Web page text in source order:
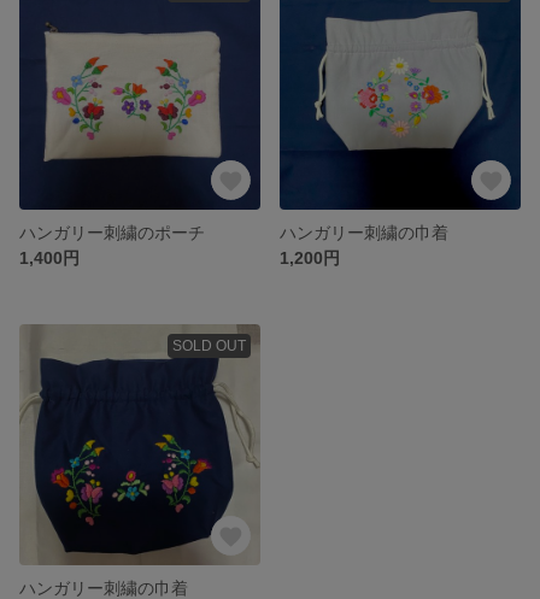
ハンガリー刺繍のポーチ
1,400円
ハンガリー刺繍の巾着
1,200円
SOLD OUT
ハンガリー刺繍の巾着